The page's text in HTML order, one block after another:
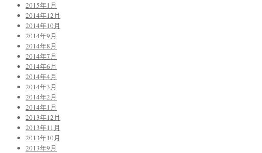
2015年1月
2014年12月
2014年10月
2014年9月
2014年8月
2014年7月
2014年6月
2014年4月
2014年3月
2014年2月
2014年1月
2013年12月
2013年11月
2013年10月
2013年9月